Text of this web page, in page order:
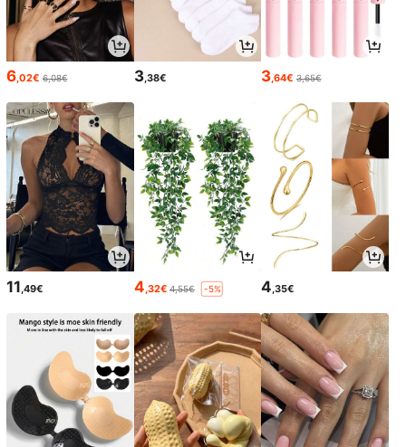
6,02€ 6,08€ 3,38€ 3,64€ 3,65€
11 ,49€ 4 ,32€ 4,55€ -5% 4 ,35€